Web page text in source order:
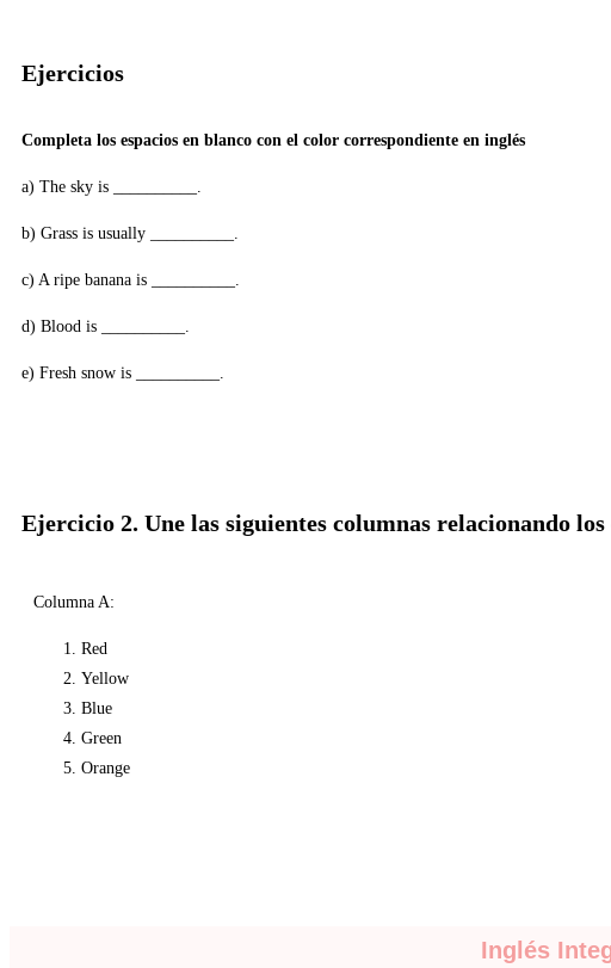
Ejercicios
Completa los espacios en blanco con el color correspondiente en inglés
a) The sky is __________.
b) Grass is usually __________.
c) A ripe banana is __________.
d) Blood is __________.
e) Fresh snow is __________.
Ejercicio 2. Une las siguientes columnas relacionando
Columna A:
Red
Yellow
Blue
Green
Orange
Inglés